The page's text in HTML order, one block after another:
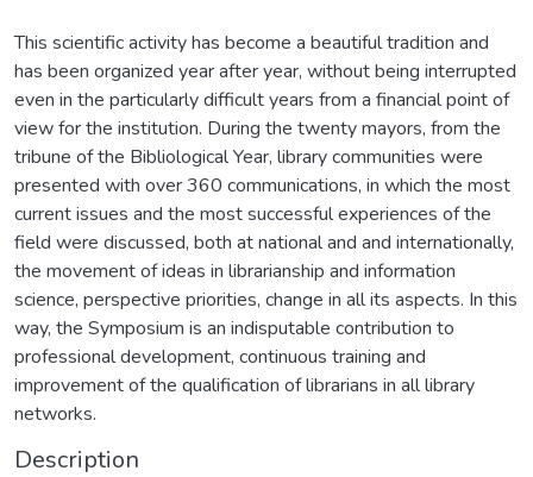
This scientific activity has become a beautiful tradition and
has been organized year after year, without being interrupted
even in the particularly difficult years from a financial point of
view for the institution. During the twenty mayors, from the
tribune of the Bibliological Year, library communities were
presented with over 360 communications, in which the most
current issues and the most successful experiences of the
field were discussed, both at national and and internationally,
the movement of ideas in librarianship and information
science, perspective priorities, change in all its aspects. In this
way, the Symposium is an indisputable contribution to
professional development, continuous training and
improvement of the qualification of librarians in all library
networks.
Description